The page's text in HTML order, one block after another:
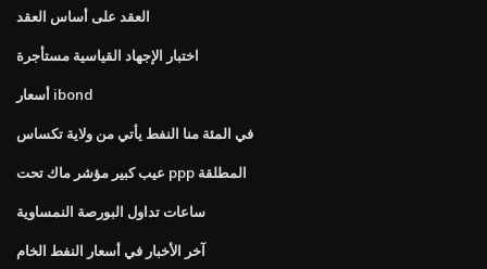
العقد على أساس العقد
اختبار الإجهاد القياسية مستأجرة
أسعار ibond
في المئة منا النفط يأتي من ولاية تكساس
عيب كبير مؤشر ماك تحت ppp المطلقة
ساعات تداول البورصة النمساوية
آخر الأخبار في أسعار النفط الخام